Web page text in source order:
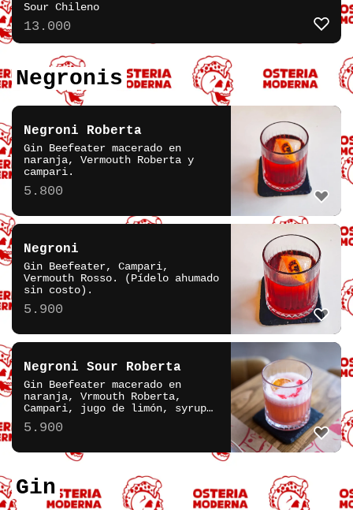
Sour Chileno
13.000
Negronis
Negroni Roberta
Gin Beefeater macerado en
naranja, Vermouth Roberta y
campari.
5.800
Negroni
Gin Beefeater, Campari,
Vermouth Rosso. (Pídelo ahumado
sin costo).
5.900
Negroni Sour Roberta
Gin Beefeater macerado en
naranja, Vrmouth Roberta,
Campari, jugo de limón, syrup
simple.
5.900
Gin